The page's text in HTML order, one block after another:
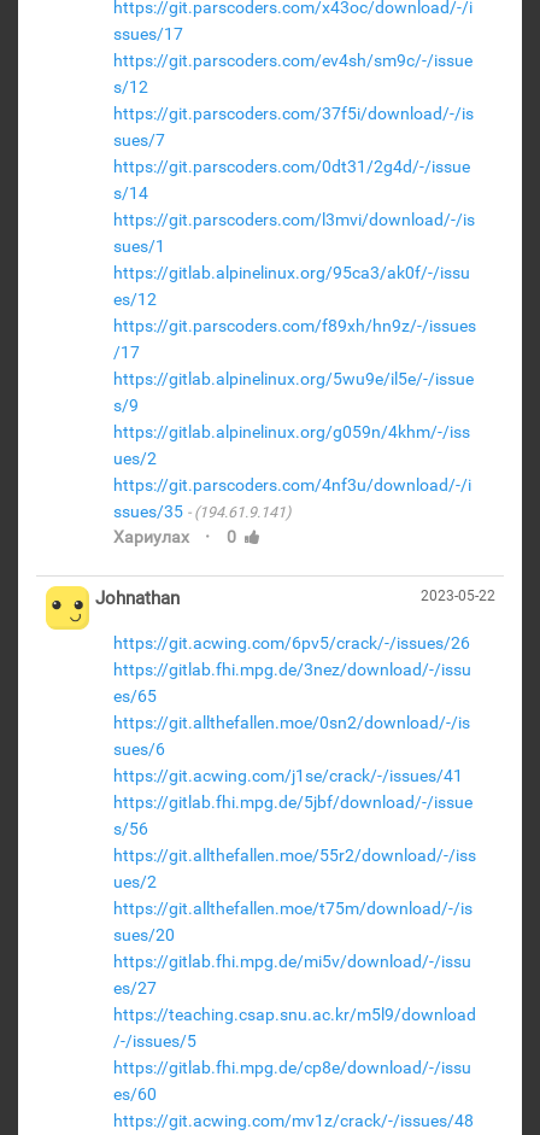
https://git.parscoders.com/x43oc/download/-/i
ssues/17
https://git.parscoders.com/ev4sh/sm9c/-/issue
s/12
https://git.parscoders.com/37f5i/download/-/is
sues/7
https://git.parscoders.com/0dt31/2g4d/-/issue
s/14
https://git.parscoders.com/l3mvi/download/-/is
sues/1
https://gitlab.alpinelinux.org/95ca3/ak0f/-/issu
es/12
https://git.parscoders.com/f89xh/hn9z/-/issues
/17
https://gitlab.alpinelinux.org/5wu9e/il5e/-/issue
s/9
https://gitlab.alpinelinux.org/g059n/4khm/-/iss
ues/2
https://git.parscoders.com/4nf3u/download/-/i
ssues/35
(194.61.9.141)
Хариулах · 0
2023-05-22
Johnathan
https://git.acwing.com/6pv5/crack/-/issues/26
https://gitlab.fhi.mpg.de/3nez/download/-/issu
es/65
https://git.allthefallen.moe/0sn2/download/-/is
sues/6
https://git.acwing.com/j1se/crack/-/issues/41
https://gitlab.fhi.mpg.de/5jbf/download/-/issue
s/56
https://git.allthefallen.moe/55r2/download/-/iss
ues/2
https://git.allthefallen.moe/t75m/download/-/is
sues/20
https://gitlab.fhi.mpg.de/mi5v/download/-/issu
es/27
https://teaching.csap.snu.ac.kr/m5l9/download
/-/issues/5
https://gitlab.fhi.mpg.de/cp8e/download/-/issu
es/60
https://git.acwing.com/mv1z/crack/-/issues/48